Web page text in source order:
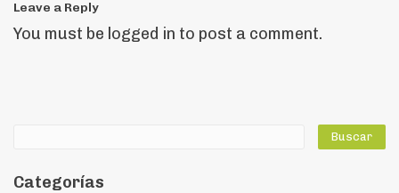
Leave a Reply
You must be logged in to post a comment.
Categorías